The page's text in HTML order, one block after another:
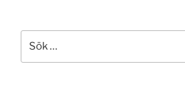
efter: